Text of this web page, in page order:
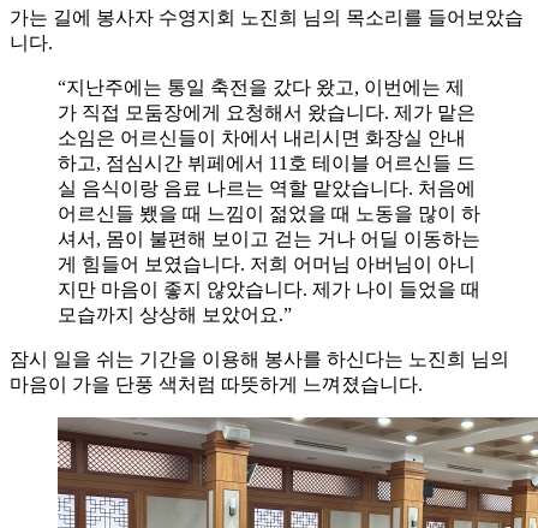
가는 길에 봉사자 수영지회 노진희 님의 목소리를 들어보았습
니다.
“지난주에는 통일 축전을 갔다 왔고, 이번에는 제
가 직접 모둠장에게 요청해서 왔습니다. 제가 맡은
소임은 어르신들이 차에서 내리시면 화장실 안내
하고, 점심시간 뷔페에서 11호 테이블 어르신들 드
실 음식이랑 음료 나르는 역할 맡았습니다. 처음에
어르신들 뵀을 때 느낌이 젊었을 때 노동을 많이 하
셔서, 몸이 불편해 보이고 걷는 거나 어딜 이동하는
게 힘들어 보였습니다. 저희 어머님 아버님이 아니
지만 마음이 좋지 않았습니다. 제가 나이 들었을 때
모습까지 상상해 보았어요.”
잠시 일을 쉬는 기간을 이용해 봉사를 하신다는 노진희 님의
마음이 가을 단풍 색처럼 따뜻하게 느껴졌습니다.